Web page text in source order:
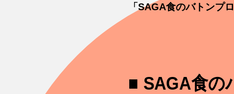
「SAGA食のバトンプ
■ SAGA食の